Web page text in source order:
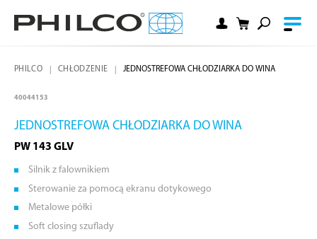
PHILCO CHŁODZENIE JEDNOSTREFOWA CHŁODZIARKA DO WINA
40044153
JEDNOSTREFOWA CHŁODZIARKA DO WINA
PW 143 GLV
Silnik z falownikiem
Sterowanie za pomocą ekranu dotykowego
Metalowe półki
Soft closing szuflady